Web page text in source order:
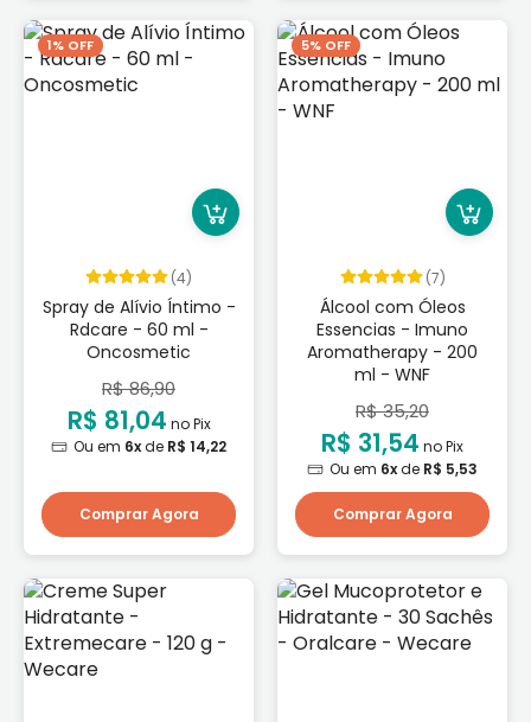
1% OFF
(4)
Spray de Alívio Íntimo -
Rdcare - 60 ml -
Oncosmetic
R$ 86,90
R$ 81,04 no Pix
Ou em 6xde R$ 14,22
Comprar Agora
5% OFF
(7)
Álcool com Óleos
Essencias - Imuno
Aromatherapy - 200
ml - WNF
R$ 35,20
R$ 31,54 no Pix
Ou em 6xde R$ 5,53
Comprar Agora